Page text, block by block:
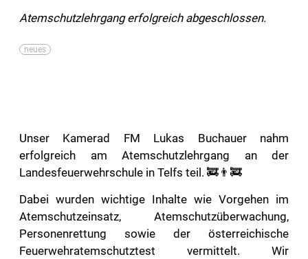
Atemschutzlehrgang erfolgreich abgeschlossen.
neues
Unser Kamerad FM Lukas Buchauer nahm
erfolgreich am Atemschutzlehrgang an der
Landesfeuerwehrschule in Telfs teil. 🚒👨‍🚒
Dabei wurden wichtige Inhalte wie Vorgehen im
Atemschutzeinsatz, Atemschutzüberwachung,
Personenrettung sowie der österreichische
Feuerwehratemschutztest vermittelt. Wir